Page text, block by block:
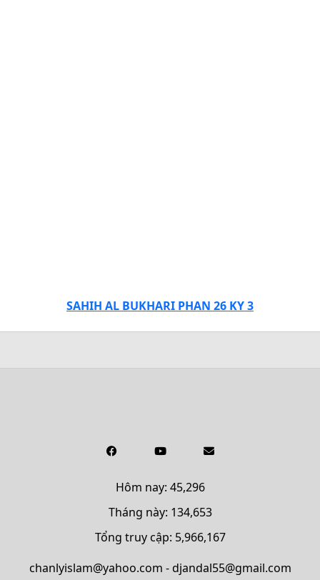
SAHIH AL BUKHARI PHAN 26 KY 3
Hôm nay: 45,296
Tháng này: 134,653
Tổng truy cập: 5,966,167
chanlyislam@yahoo.com - djandal55@gmail.com